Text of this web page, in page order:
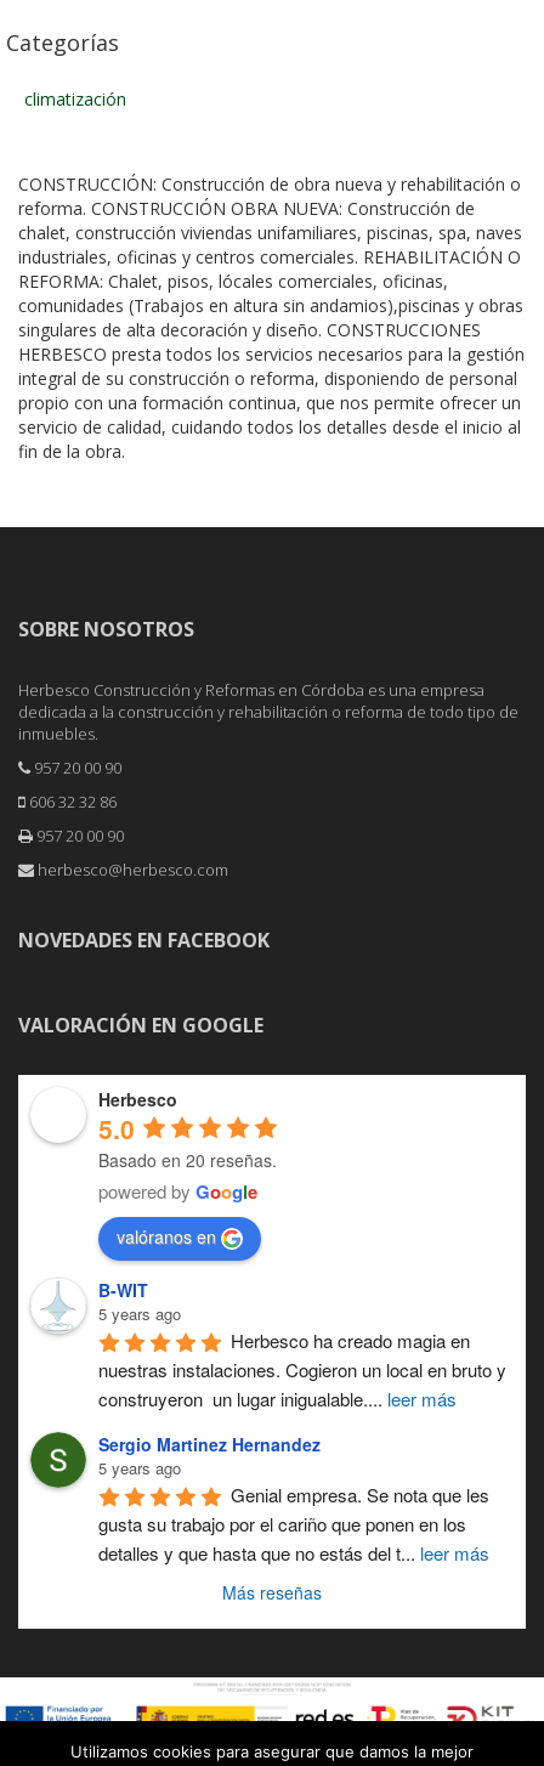
Categorías
climatización
CONSTRUCCIÓN: Construcción de obra nueva y rehabilitación o
reforma. CONSTRUCCIÓN OBRA NUEVA: Construcción de
chalet, construcción viviendas unifamiliares, piscinas, spa, naves
industriales, oficinas y centros comerciales. REHABILITACIÓN O
REFORMA: Chalet, pisos, lócales comerciales, oficinas,
comunidades (Trabajos en altura sin andamios),piscinas y obras
singulares de alta decoración y diseño. CONSTRUCCIONES
HERBESCO presta todos los servicios necesarios para la gestión
integral de su construcción o reforma, disponiendo de personal
propio con una formación continua, que nos permite ofrecer un
servicio de calidad, cuidando todos los detalles desde el inicio al
fin de la obra.
SOBRE NOSOTROS
Herbesco Construcción y Reformas en Córdoba es una empresa
dedicada a la construcción y rehabilitación o reforma de todo tipo de
inmuebles.
957 20 00 90
606 32 32 86
957 20 00 90
herbesco@herbesco.com
NOVEDADES EN FACEBOOK
VALORACIÓN EN GOOGLE
Herbesco
5.0
Basado en 20 reseñas.
powered by Google
valóranos en
B-WIT
5 years ago
Herbesco ha creado magia en
nuestras instalaciones. Cogieron un local en bruto y
construyeron  un lugar inigualable.... leer más
Sergio Martinez Hernandez
5 years ago
Genial empresa. Se nota que les
gusta su trabajo por el cariño que ponen en los
detalles y que hasta que no estás del t... leer más
Más reseñas
Utilizamos cookies para asegurar que damos la mejor